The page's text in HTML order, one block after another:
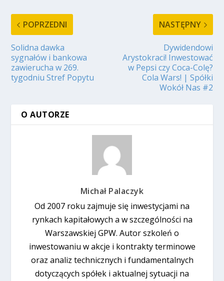
POPRZEDNI
Solidna dawka
sygnałów i bankowa
zawierucha w 269.
tygodniu Stref Popytu
NASTĘPNY
Dywidendowi
Arystokraci! Inwestować
w Pepsi czy Coca-Colę?
Cola Wars! | Spółki
Wokół Nas #2
O AUTORZE
Michał Palaczyk
Od 2007 roku zajmuje się inwestycjami na
rynkach kapitałowych a w szczególności na
Warszawskiej GPW. Autor szkoleń o
inwestowaniu w akcje i kontrakty terminowe
oraz analiz technicznych i fundamentalnych
dotyczących spółek i aktualnej sytuacji na